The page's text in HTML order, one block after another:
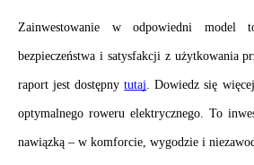
Zainwestowanie w odpowiedni model
bezpieczeństwa i satysfakcji z użytkowania
raport jest dostępny tutaj . Dowiedz się
optymalnego roweru elektrycznego. To
nawiązką – w komforcie, wygodzie i